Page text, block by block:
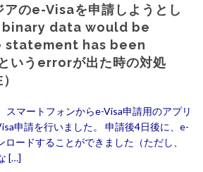
アのe-Visaを申請しようとし
binary data would be
statement has been
うerrorが出た時の対処
マートフォンからe-Visa申請用のアプリ
申請を行いました。 申請後4日後に、e-
ードすることができました（ただし、
[…]